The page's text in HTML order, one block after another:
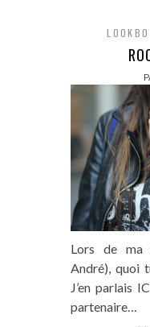
Lors de ma
André), quoi
J’en parlais
partenaire…